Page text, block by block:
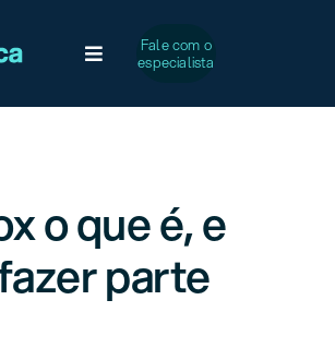
Toggle
Fale com o
especialista
o que é, e
parte